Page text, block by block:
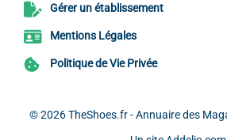
Gérer un établissement
Mentions Légales
Politique de Vie Privée
© 2026TheShoes.fr - Annuaire des